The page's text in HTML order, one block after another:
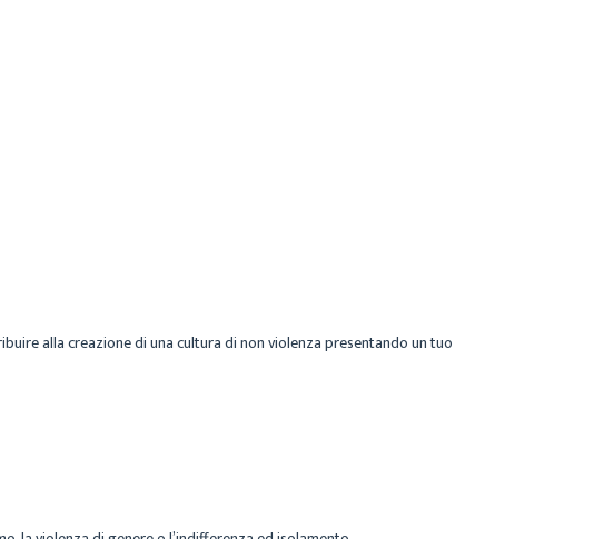
alla creazione di una cultura di non violenza presentando un tuo